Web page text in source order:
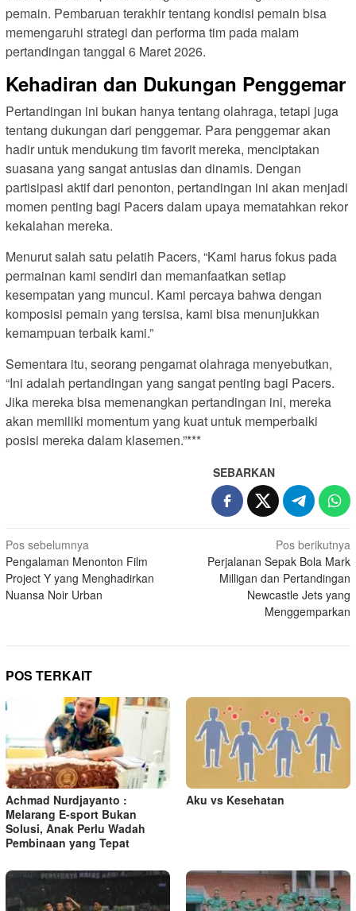
pemain. Pembaruan terakhir tentang kondisi pemain bisa
memengaruhi strategi dan performa tim pada malam
pertandingan tanggal 6 Maret 2026.
Kehadiran dan Dukungan Penggemar
Pertandingan ini bukan hanya tentang olahraga, tetapi juga
tentang dukungan dari penggemar. Para penggemar akan
hadir untuk mendukung tim favorit mereka, menciptakan
suasana yang sangat antusias dan dinamis. Dengan
partisipasi aktif dari penonton, pertandingan ini akan menjadi
momen penting bagi Pacers dalam upaya mematahkan rekor
kekalahan mereka.
Menurut salah satu pelatih Pacers, “Kami harus fokus pada
permainan kami sendiri dan memanfaatkan setiap
kesempatan yang muncul. Kami percaya bahwa dengan
komposisi pemain yang tersisa, kami bisa menunjukkan
kemampuan terbaik kami.”
Sementara itu, seorang pengamat olahraga menyebutkan,
“Ini adalah pertandingan yang sangat penting bagi Pacers.
Jika mereka bisa memenangkan pertandingan ini, mereka
akan memiliki momentum yang kuat untuk memperbaiki
posisi mereka dalam klasemen.”***
SEBARKAN
N
a
v
s
i
o
s
Pos sebelumnya
Pengalaman Menonton Film
Project Y yang Menghadirkan
Nuansa Noir Urban
Pos berikutnya
Perjalanan Sepak Bola Mark
Milligan dan Pertandingan
Newcastle Jets yang
Menggemparkan
POS TERKAIT
Achmad Nurdjayanto :
Melarang E-sport Bukan
Solusi, Anak Perlu Wadah
Pembinaan yang Tepat
Aku vs Kesehatan